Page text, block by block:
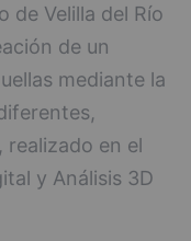
de Velilla del Río
de un
mediante la
en el
y Análisis 3D